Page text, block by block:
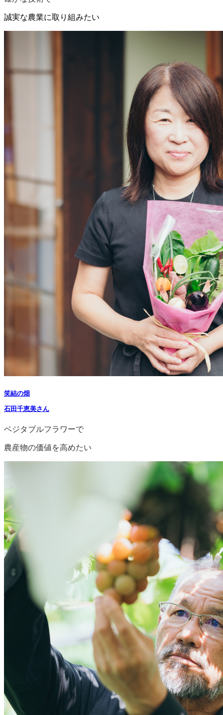
誠実な農業に取り組みたい
笑結の畑
石田千恵美さん
ベジタブルフラワーで
農産物の価値を高めたい